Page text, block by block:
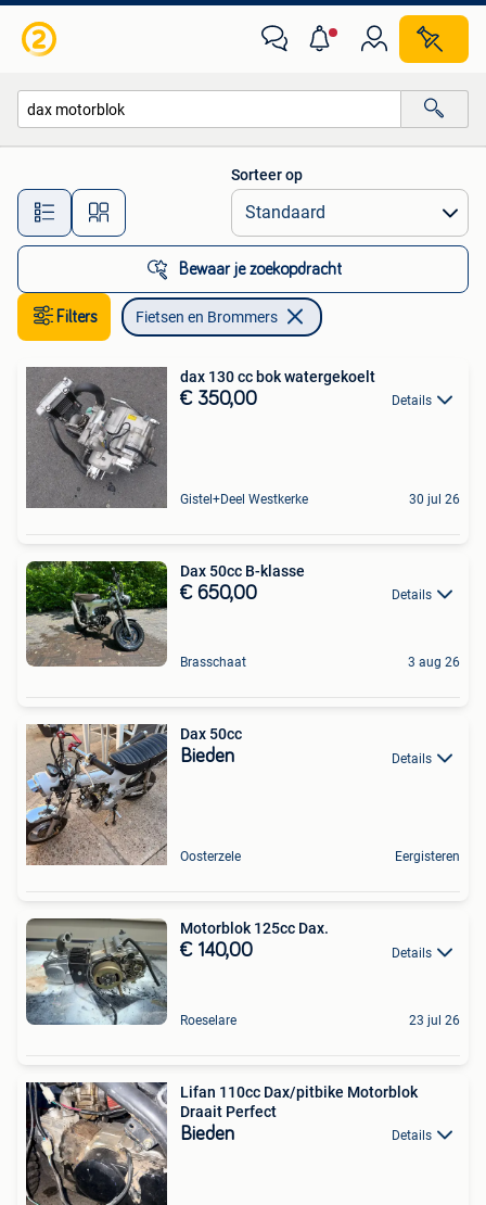
Alle afstanden…
Sorteer op
Bewaar je zoekopdracht
Filters Fietsen en Brommers
dax 130 cc bok watergekoelt
€ 350,00 Details
Gistel+Deel Westkerke 30 jul 26
Dax 50cc B-klasse
€ 650,00 Details
Brasschaat 3 aug 26
Dax 50cc
Bieden Details
Oosterzele Eergisteren
Motorblok 125cc Dax.
€ 140,00 Details
Roeselare 23 jul 26
Lifan 110cc Dax/pitbike Motorblok
Draait Perfect
Bieden Details